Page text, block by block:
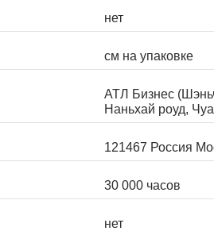
нет
см на упаковке
АТЛ Бизнес
Наньхай роуд,
121467 Россия
30 000 часов
нет